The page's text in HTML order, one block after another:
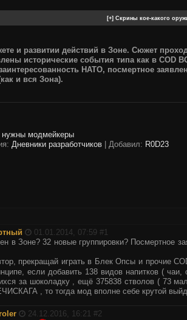
и развитии действий в Зоне. Сюжет
исторические события типа как в COD
НАТО, посмертное
и вся Зона).
нужны модмейкеры
Дневники разработчиков | Добавил: R0D23
01.01.2014, 07:59 #1
в Зоне? 32 новые группировки? Посмертное
прекращай играть в Блек Опсы и прочие
если добавить 138 видов напитков (
за шоколадку , ещё 375838 стволов ( 73
, то тогда мод вполне себе крутой
24.12.2016, 16:21 #2